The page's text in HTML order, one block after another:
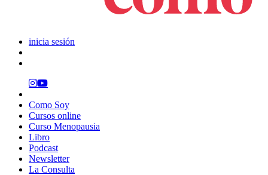
inicia sesión
Como Soy
Cursos online
Curso Menopausia
Libro
Podcast
Newsletter
La Consulta